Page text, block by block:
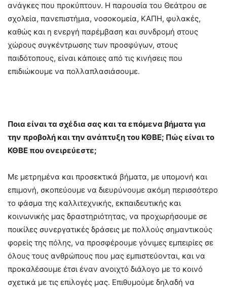
ανάγκες που προκύπτουν. Η παρουσία του Θεάτρου σε
σχολεία, πανεπιστήμια, νοσοκομεία, ΚΑΠΗ, φυλακές,
καθώς και η ενεργή παρέμβαση και συνδρομή στους
χώρους συγκέντρωσης των προσφύγων, στους
παιδότοπους, είναι κάποιες από τις κινήσεις που
επιδιώκουμε να πολλαπλασιάσουμε.
Ποια είναι τα σχέδια σας και τα επόμενα βήματα για
την προβολή και την ανάπτυξη του ΚΘΒΕ; Πώς είναι το
ΚΘΒΕ που ονειρεύεστε;
Με μετρημένα και προσεκτικά βήματα, με υπομονή και
επιμονή, σκοπεύουμε να διευρύνουμε ακόμη περισσότερο
το φάσμα της καλλιτεχνικής, εκπαιδευτικής και
κοινωνικής μας δραστηριότητας, να προχωρήσουμε σε
ποικίλες συνεργατικές δράσεις με πολλούς σημαντικούς
φορείς της πόλης, να προσφέρουμε γόνιμες εμπειρίες σε
όλους τους ανθρώπους που μας εμπιστεύονται, και να
προκαλέσουμε έτσι έναν ανοιχτό διάλογο με το κοινό
σχετικά με τις επιλογές μας. Επιθυμούμε δηλαδή να